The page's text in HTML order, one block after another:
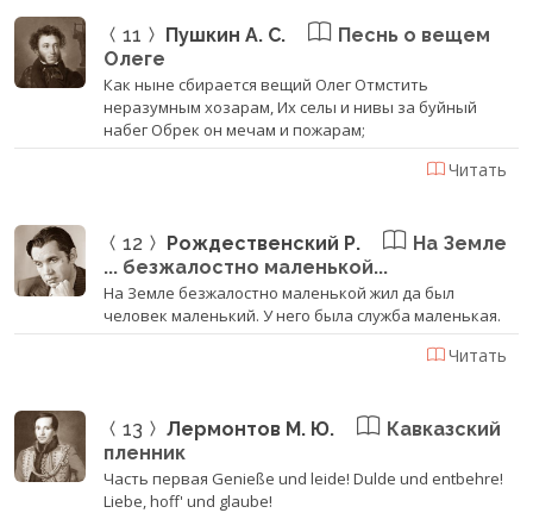
11 Пушкин А. С.
Песнь о вещем
Олеге
Как ныне сбирается вещий Олег Отмстить
неразумным хозарам, Их селы и нивы за буйный
набег Обрек он мечам и пожарам;
Читать
12 Рождественский Р.
На Земле
... безжалостно маленькой...
На Земле безжалостно маленькой жил да был
человек маленький. У него была служба маленькая.
Читать
13 Лермонтов М. Ю.
Кавказский
пленник
Часть первая Genieße und leide! Dulde und entbehre!
Liebe, hoff' und glaube!